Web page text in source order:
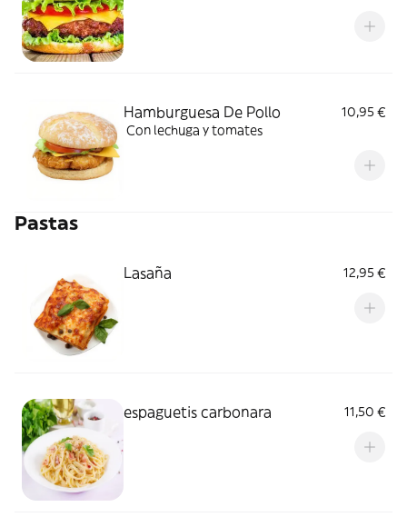
Hamburguesa De Pollo
10,95 €
Con lechuga y tomates
Pastas
Lasaña 12,95 €
espaguetis carbonara 11,50 €